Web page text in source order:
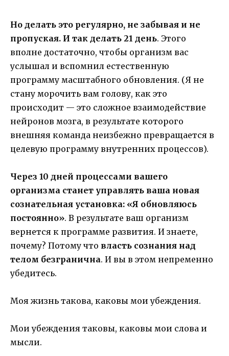
Но делать это регулярно, не забывая и не
пропуская. И так делать 21 день. Этого
вполне достаточно, чтобы организм вас
услышал и вспомнил естественную
программу масштабного обновления. (Я не
стану морочить вам голову, как это
происходит — это сложное взаимодействие
нейронов мозга, в результате которого
внешняя команда неизбежно превращается в
целевую программу внутренних процессов).
Через 10 дней процессами вашего
организма станет управлять ваша новая
сознательная установка: «Я обновляюсь
постоянно». В результате ваш организм
вернется к программе развития. И знаете,
почему? Потому что власть сознания над
телом безгранична. И вы в этом непременно
убедитесь.
Моя жизнь такова, каковы мои убеждения.
Мои убеждения таковы, каковы мои слова и
мысли.